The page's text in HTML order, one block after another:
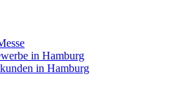
in Hamburg
in Hamburg